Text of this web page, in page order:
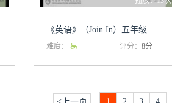
《英语》（Join In）五年级...
难度： 易 评分： 8分